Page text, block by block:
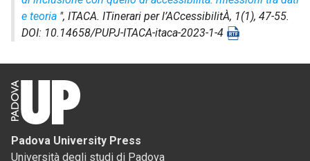
e teoria ", ITACA. ITinerari per l’ACcessibilitÀ, 1(1), 47-55.
DOI: 10.14658/PUPJ-ITACA-itaca-2023-1-4
Padova University Press
Università degli studi di Padova